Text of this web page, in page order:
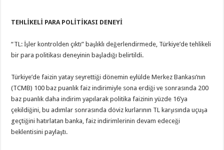
TEHLİKELİ PARA POLİTİKASI DENEYİ
“TL: İşler kontrolden çıktı” başlıklı değerlendirmede, Türkiye’de tehlikeli
bir para politikası deneyinin başladığı belirtildi.
Türkiye’de faizin yatay seyrettiği dönemin eylülde Merkez Bankası’nın
(TCMB) 100 baz puanlık faiz indirimiyle sona erdiği ve sonrasında 200
baz puanlık daha indirim yapılarak politika faizinin yüzde 16’ya
çekildiğini, bu adımlar sonrasında döviz kurlarının TL karşısında uçuşa
geçtiğini hatırlatan banka, faiz indirimlerinin devam edeceği
beklentisini paylaştı.